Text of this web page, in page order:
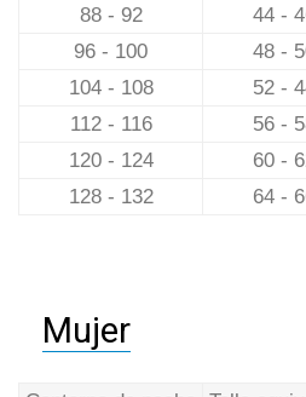
88 - 92
44 -
96 - 100
48 -
104 - 108
52 -
112 - 116
56 -
120 - 124
60 -
128 - 132
64 -
Mujer